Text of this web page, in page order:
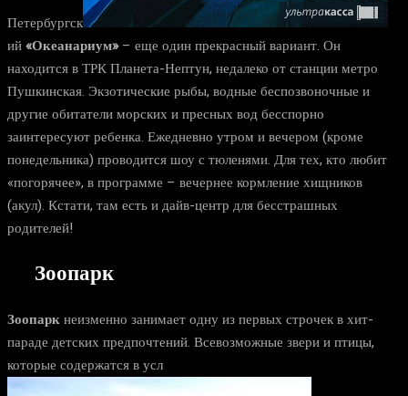
Петербургск
ий«Океанариум»– еще один прекрасный вариант. Он
находится в ТРК Планета-Нептун, недалеко от станции метро
Пушкинская. Экзотические рыбы, водные беспозвоночные и
другие обитатели морских и пресных вод бесспорно
заинтересуют ребенка. Ежедневно утром и вечером (кроме
понедельника) проводится шоу с тюленями. Для тех, кто любит
«погорячее», в программе – вечернее кормление хищников
(акул). Кстати, там есть и дайв-центр для бесстрашных
родителей!
Зоопарк
Зоопаркнеизменно занимает одну из первых строчек в хит-
параде детских предпочтений. Всевозможные звери и птицы,
которые содержатся в усл